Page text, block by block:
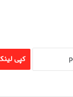
کپی